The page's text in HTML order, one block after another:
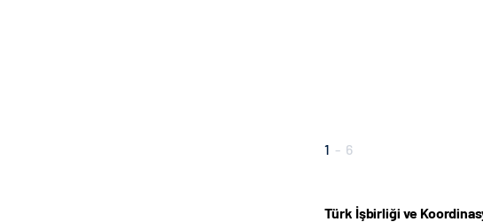
1 - 6
Türk İşbirliği ve